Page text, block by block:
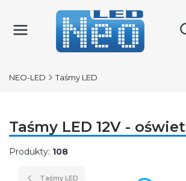
NEO-LED Taśmy LED
Taśmy LED 12V -
Produkty: 108
Taśmy LED